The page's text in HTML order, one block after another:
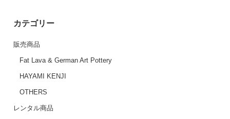
カテゴリー
販売商品
Fat Lava & German Art Pottery
HAYAMI KENJI
OTHERS
レンタル商品